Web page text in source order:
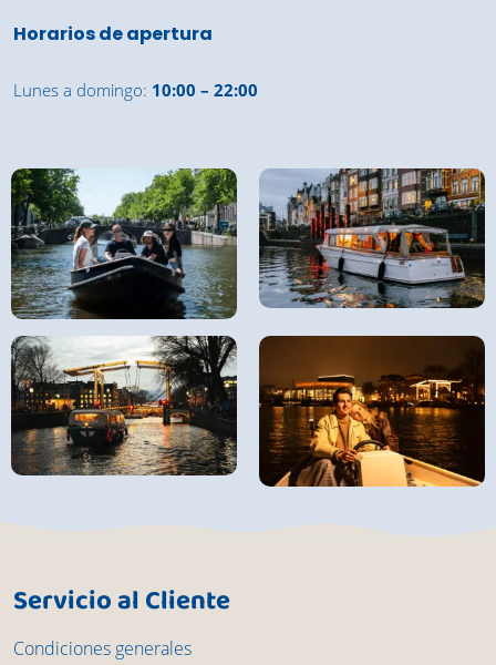
Horarios de apertura
Lunes a domingo: 10:00 – 22:00
Servicio al Cliente
Condiciones generales